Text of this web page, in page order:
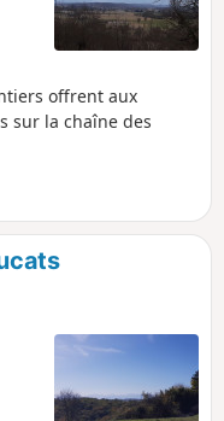
offrent aux
sur la chaîne des